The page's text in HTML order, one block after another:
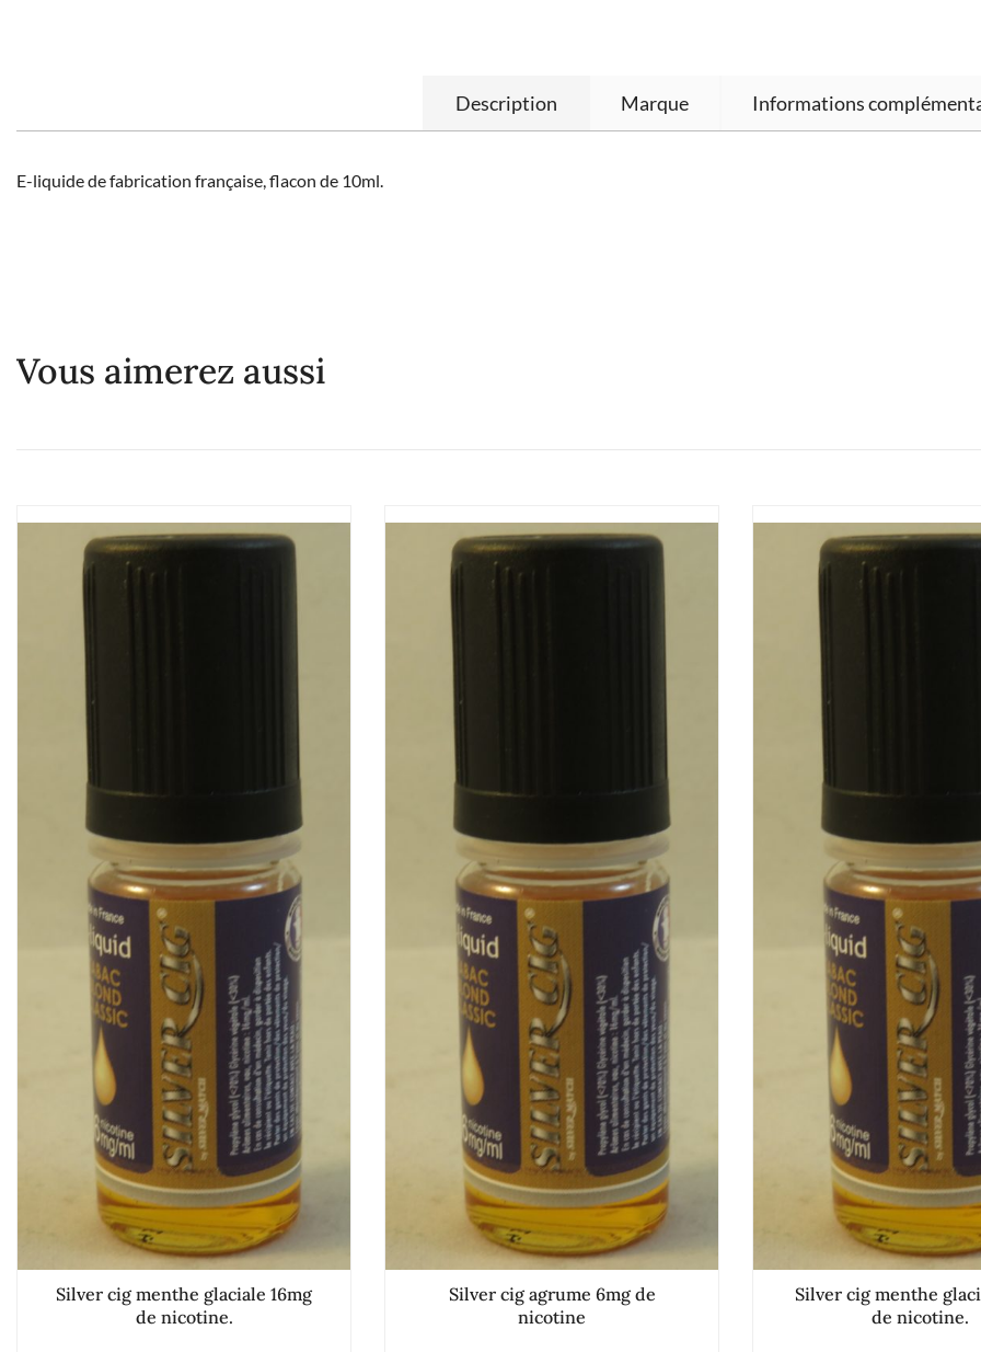
Description Marque Informations
E-liquide de fabrication française, flacon de 10ml.
Vous aimerez aussi
Silver cig menthe glaciale 16mg
de nicotine.
Silver cig agrume 6mg de
nicotine
Silver cig menthe
de nicotine.